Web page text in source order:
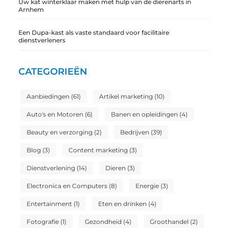
Uw kat winterklaar maken met hulp van de dierenarts in
Arnhem
Een Dupa-kast als vaste standaard voor facilitaire
dienstverleners
CATEGORIEËN
Aanbiedingen (61) Artikel marketing (10)
Auto's en Motoren (6) Banen en opleidingen (4)
Beauty en verzorging (2) Bedrijven (39)
Blog (3) Content marketing (3)
Dienstverlening (14) Dieren (3)
Electronica en Computers(8) Energie(3)
Entertainment (1) Eten en drinken (4)
Fotografie(1) Gezondheid (4) Groothandel (2)